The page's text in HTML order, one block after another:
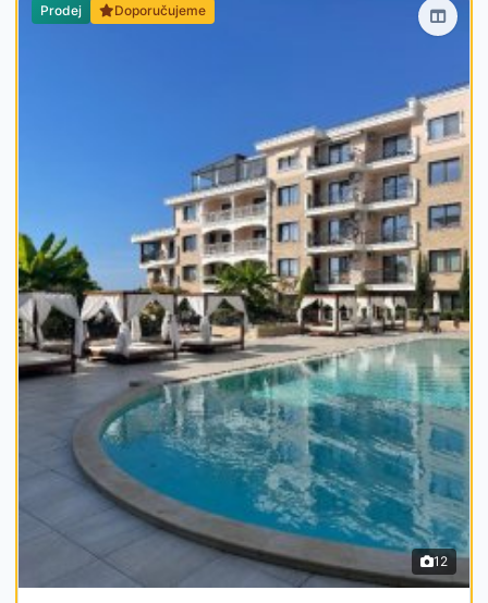
Prodej Doporučujeme
12